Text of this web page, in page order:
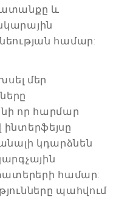
և
համար:
մեր
որ հարմար
կդարձնեն
համար:
պահվում